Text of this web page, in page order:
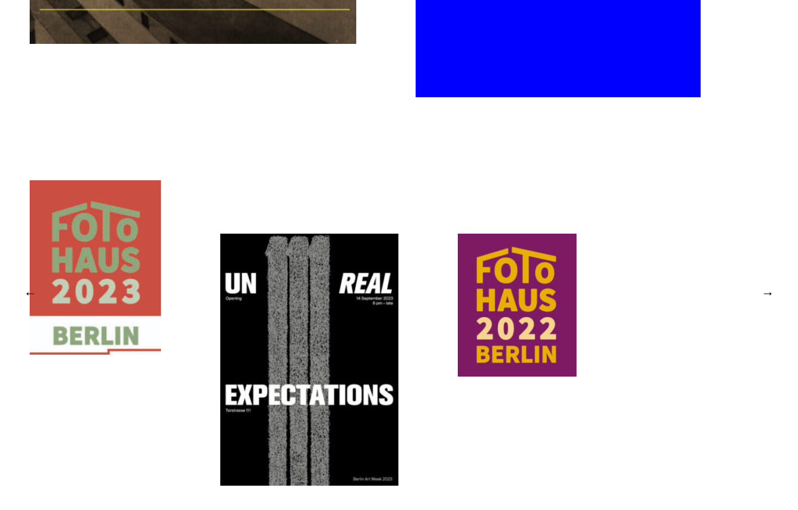
Das LEBENDIGE | Le
VIVANT
UNREAL EXPECTATIONS
Sein und Schein:
Pluralität und
Identität [Être et
paraître : pluralité et
identité]